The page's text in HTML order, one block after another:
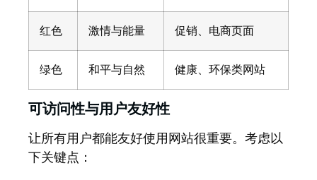
红色 激情与能量 促销、电商页面
绿色 和平与自然 健康、环保类网站
可访问性与用户友好性
让所有用户都能友好使用网站很重要。考虑以
下关键点：